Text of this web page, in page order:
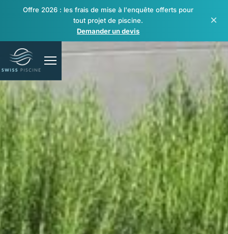
Offre 2026 : les frais de mise à l'enquête offerts pour
tout projet de piscine.
Demander un devis
×
Piscines
Spas & bien-être
Rénovation & réparation
Entretien & équipements